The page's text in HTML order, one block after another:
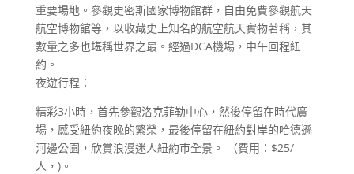
重要場地。參觀史密斯國家博物館群，自由免費參觀航天
航空博物館等，以收藏史上知名的航空航天實物著稱，其
數量之多也堪稱世界之最。經過DCA機場，中午回程紐
約。
夜遊行程：
精彩3小時，首先參觀洛克菲勒中心，然後停留在時代廣
場，感受紐約夜晚的繁榮，最後停留在紐約對岸的哈德遜
河邊公園，欣賞浪漫迷人紐約市全景。 （費用：$25/
人，)。